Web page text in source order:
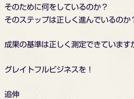
そのために何をしているのか？
そのステップは正しく進んでいるのか
成果の基準は正しく測定できています
グレイトフルビジネスを！
追伸